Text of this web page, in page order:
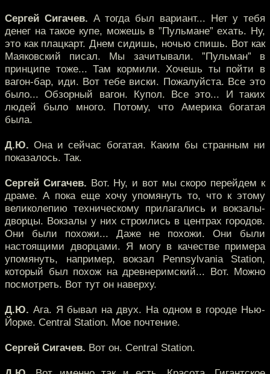
Сергей Сигачев. А тогда был вариант... Нет у тебя
денег на такое купе, можешь в ”Пульмане” ехать. Ну,
это как плацкарт. Днем сидишь, ночью спишь. Вот как
Маяковский писал. Мы зачитывали. ”Пульман” в
принципе тоже... Там кормили. Хочешь ты пойти в
вагон-бар, иди. Вот тебе виски. Пожалуйста. Все это
было... Обзорный вагон. Купол. Все это... И таких
людей было много. Потому, что Америка богатая
была.
Д.Ю. Она и сейчас богатая. Каким бы странным ни
показалось. Так.
Сергей Сигачев. Вот. Ну, и вот мы скоро перейдем к
драме. А пока еще хочу упомянуть то, что к этому
великолепию техническому прилагались и вокзалы-
дворцы. Вокзалы у них строились в центрах городов.
Они были похожи... Даже не похожи. Они были
настоящими дворцами. Я могу в качестве примера
упомянуть, например, вокзал Pennsylvania Station,
который был похож на древнеримский... Вот. Можно
посмотреть. Вот тут он наверху.
Д.Ю. Ага. Я бывал на двух. На одном в городе Нью-
Йорке. Central Station. Мое почтение.
Сергей Сигачев. Вот он. Central Station.